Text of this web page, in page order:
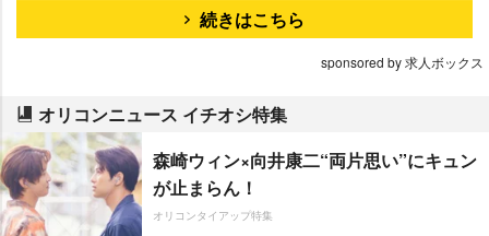
続きはこちら
sponsored by 求人ボックス
オリコンニュース イチオシ特集
森崎ウィン×向井康二“両片思い”にキュン
が止まらん！
オリコンタイアップ特集